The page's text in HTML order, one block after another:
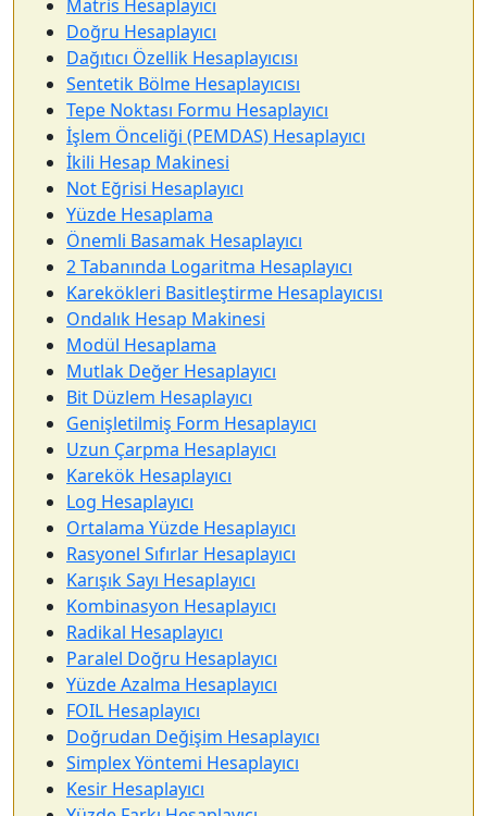
Matris Hesaplayıcı
Doğru Hesaplayıcı
Dağıtıcı Özellik Hesaplayıcısı
Sentetik Bölme Hesaplayıcısı
Tepe Noktası Formu Hesaplayıcı
İşlem Önceliği (PEMDAS) Hesaplayıcı
İkili Hesap Makinesi
Not Eğrisi Hesaplayıcı
Yüzde Hesaplama
Önemli Basamak Hesaplayıcı
2 Tabanında Logaritma Hesaplayıcı
Karekökleri Basitleştirme Hesaplayıcısı
Ondalık Hesap Makinesi
Modül Hesaplama
Mutlak Değer Hesaplayıcı
Bit Düzlem Hesaplayıcı
Genişletilmiş Form Hesaplayıcı
Uzun Çarpma Hesaplayıcı
Karekök Hesaplayıcı
Log Hesaplayıcı
Ortalama Yüzde Hesaplayıcı
Rasyonel Sıfırlar Hesaplayıcı
Karışık Sayı Hesaplayıcı
Kombinasyon Hesaplayıcı
Radikal Hesaplayıcı
Paralel Doğru Hesaplayıcı
Yüzde Azalma Hesaplayıcı
FOIL Hesaplayıcı
Doğrudan Değişim Hesaplayıcı
Simplex Yöntemi Hesaplayıcı
Kesir Hesaplayıcı